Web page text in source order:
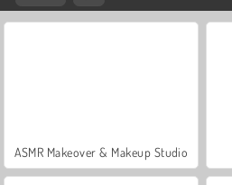
ASMR Makeover & Makeup Studio